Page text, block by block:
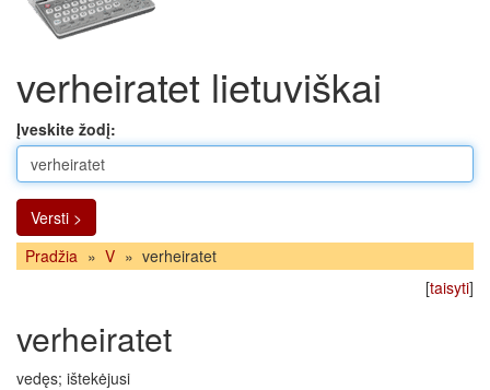
verheiratet lietuviškai
Įveskite žodį:
Versti >
Pradžia » V » verheiratet
[taisyti]
verheiratet
vedęs; ištekėjusi